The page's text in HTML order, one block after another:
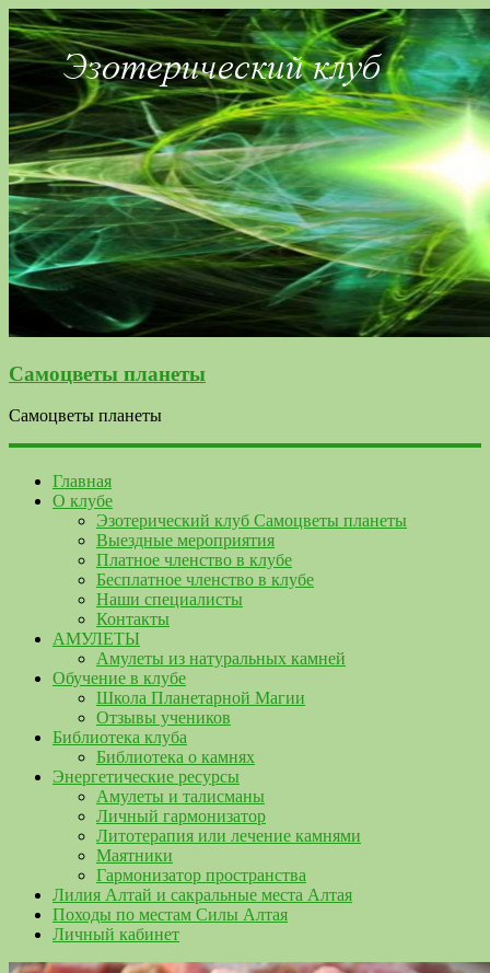
Самоцветы планеты
Самоцветы планеты
Главная
О клубе
Эзотерический клуб Самоцветы планеты
Выездные мероприятия
Платное членство в клубе
Бесплатное членство в клубе
Наши специалисты
Контакты
АМУЛЕТЫ
Амулеты из натуральных камней
Обучение в клубе
Школа Планетарной Магии
Отзывы учеников
Библиотека клуба
Библиотека о камнях
Энергетические ресурсы
Амулеты и талисманы
Личный гармонизатор
Литотерапия или лечение камнями
Маятники
Гармонизатор пространства
Лилия Алтай и сакральные места Алтая
Походы по местам Силы Алтая
Личный кабинет